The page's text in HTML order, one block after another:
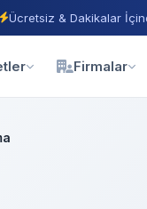
Ücretsiz & Dakikalar
Firmalar